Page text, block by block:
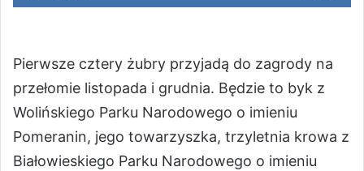
plików
Pierwsze cztery żubry przyjadą do zagrody na
przełomie listopada i grudnia. Będzie to byk z
Wolińskiego Parku Narodowego o imieniu
Pomeranin, jego towarzyszka, trzyletnia krowa z
Białowieskiego Parku Narodowego o imieniu